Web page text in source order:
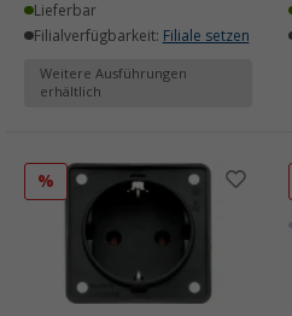
Lieferbar
Filialverfügbarkeit: Filiale setzen
Weitere Ausführungen
erhältlich
%